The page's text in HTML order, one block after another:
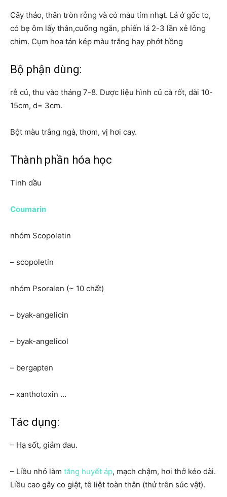
Cây thảo, thân tròn rỗng và có màu tím nhạt. Lá ở gốc to,
có bẹ ôm lấy thân,cuống ngắn, phiến lá 2-3 lần xẻ lông
chim. Cụm hoa tán kép màu trắng hay phớt hồng
Bộ phận dùng:
rễ củ, thu vào tháng 7-8. Dược liệu hình củ cà rốt, dài 10-
15cm, d= 3cm.
Bột màu trắng ngà, thơm, vị hơi cay.
Thành phần hóa học
Tinh dầu
Coumarin
nhóm Scopoletin
– scopoletin
nhóm Psoralen (~ 10 chất)
– byak-angelicin
– byak-angelicol
– bergapten
– xanthotoxin …
Tác dụng:
– Hạ sốt, giảm đau.
– Liều nhỏ làm tăng huyết áp, mạch chậm, hơi thở kéo dài.
Liều cao gây co giật, tê liệt toàn thân (thử trên súc vật).